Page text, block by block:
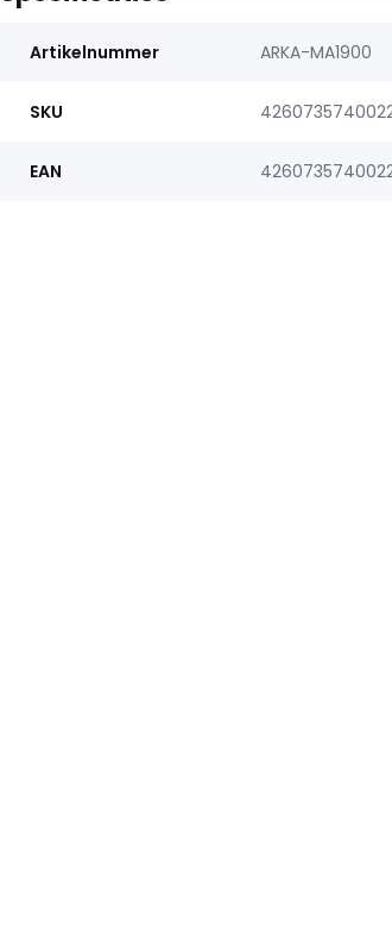
Artikelnummer ARKA-MA1900
SKU
EAN